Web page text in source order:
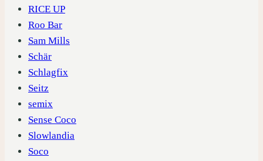
RICE UP
Roo Bar
Sam Mills
Schär
Schlagfix
Seitz
semix
Sense Coco
Slowlandia
Soco